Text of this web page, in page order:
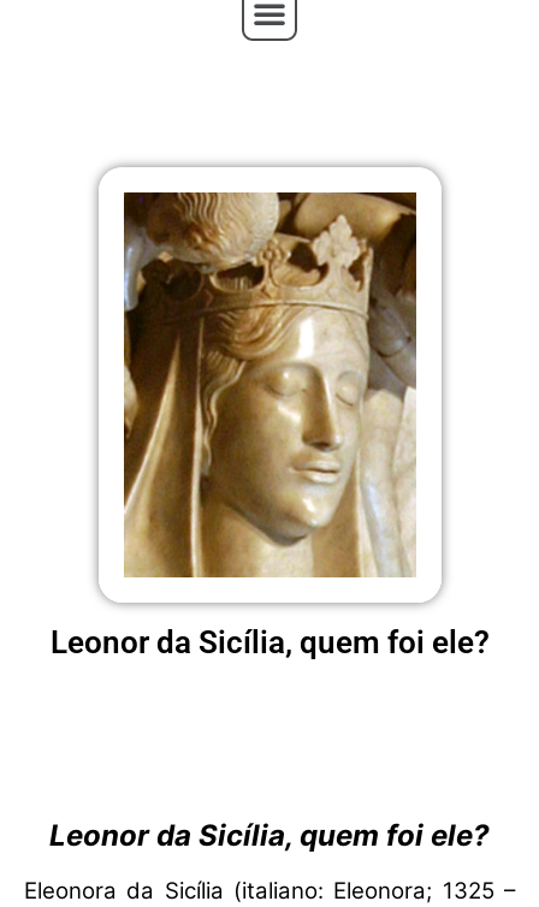
Leonor da Sicília, quem foi ele?
Leonor da Sicília, quem foi ele?
Eleonora da Sicília (italiano: Eleonora; 1325 –